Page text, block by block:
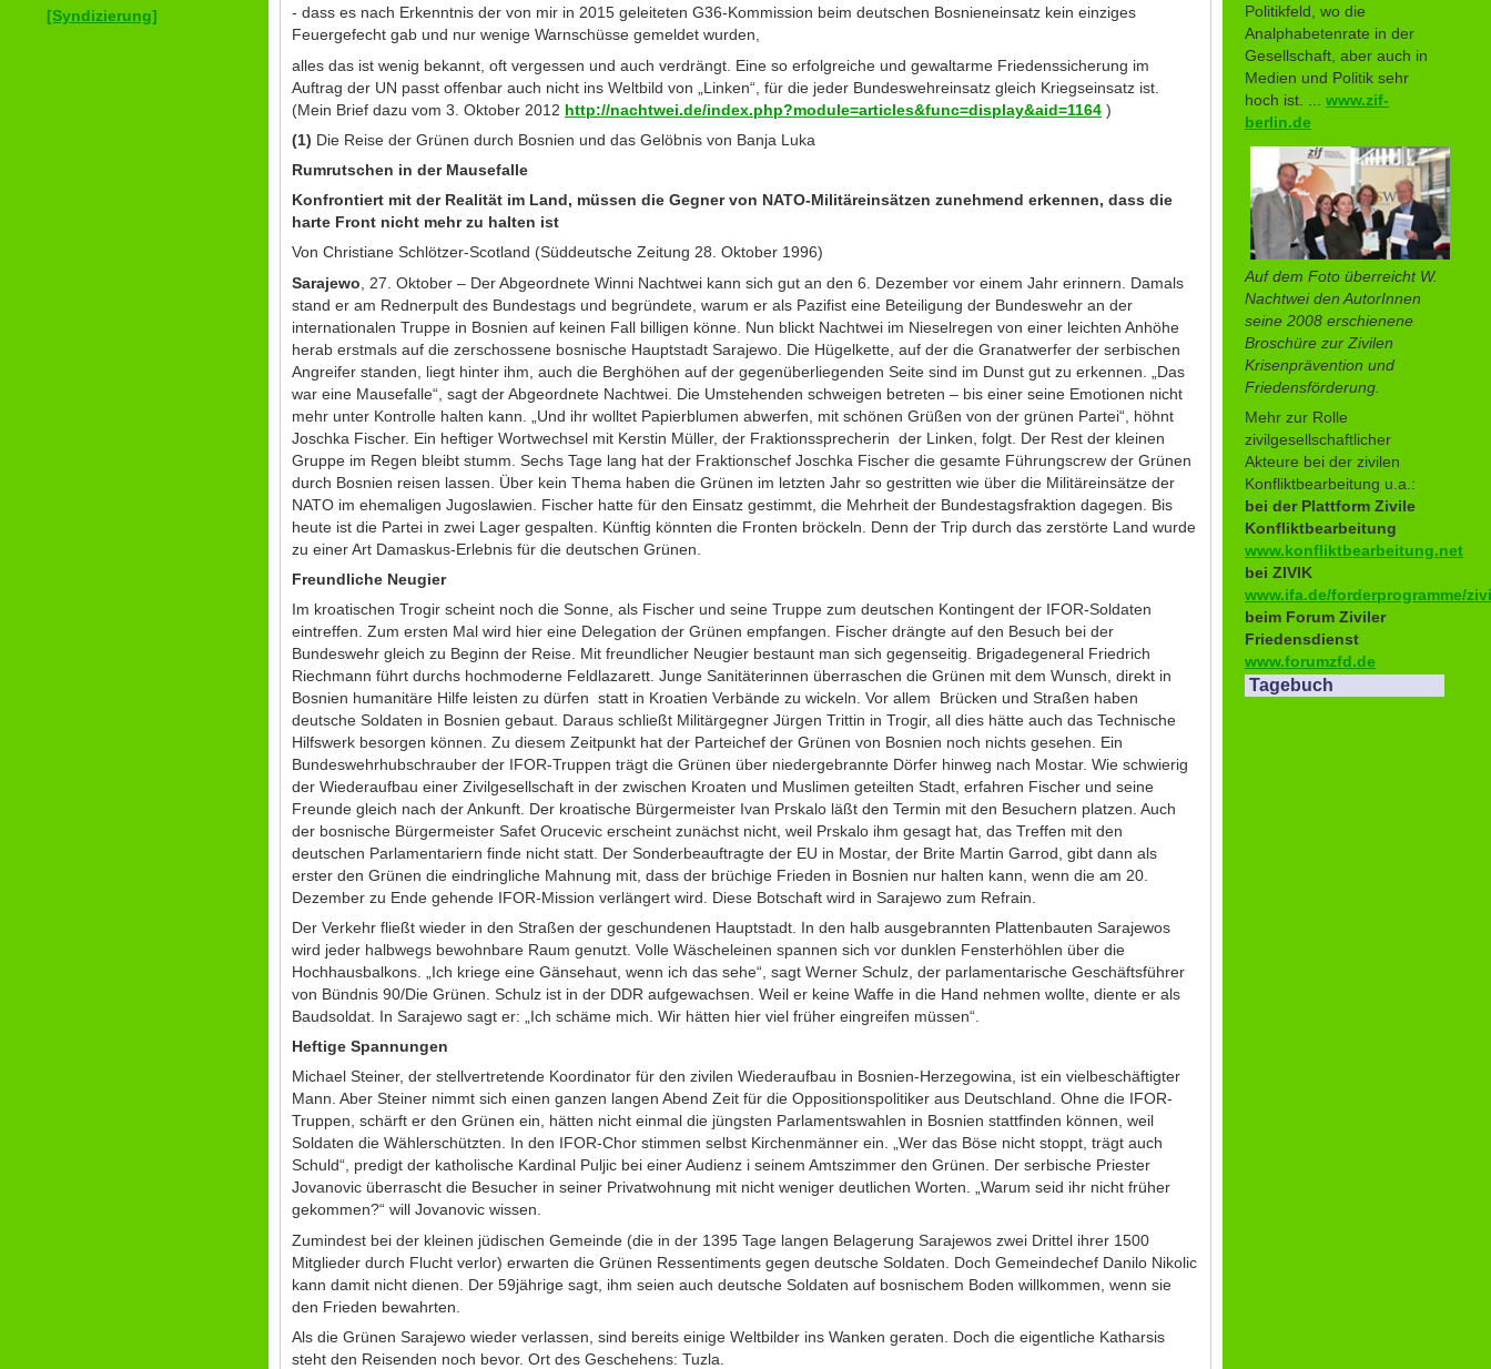
[Syndizierung]
- dass es nach Erkenntnis der von mir in 2015 geleiteten G36-Kommission beim deutschen Bosnieneinsatz kein einziges
Feuergefecht gab und nur wenige Warnschüsse gemeldet wurden,
alles das ist wenig bekannt, oft vergessen und auch verdrängt. Eine so erfolgreiche und gewaltarme Friedenssicherung im
Auftrag der UN passt offenbar auch nicht ins Weltbild von „Linken“, für die jeder Bundeswehreinsatz gleich Kriegseinsatz ist.
(Mein Brief dazu vom 3. Oktober 2012 http://nachtwei.de/index.php?module=articles&func=display&aid=1164 )
(1) Die Reise der Grünen durch Bosnien und das Gelöbnis von Banja Luka
Rumrutschen in der Mausefalle
Konfrontiert mit der Realität im Land, müssen die Gegner von NATO-Militäreinsätzen zunehmend erkennen, dass die
harte Front nicht mehr zu halten ist
Von Christiane Schlötzer-Scotland (Süddeutsche Zeitung 28. Oktober 1996)
Sarajewo , 27. Oktober – Der Abgeordnete Winni Nachtwei kann sich gut an den 6. Dezember vor einem Jahr erinnern. Damals
stand er am Rednerpult des Bundestags und begründete, warum er als Pazifist eine Beteiligung der Bundeswehr an der
internationalen Truppe in Bosnien auf keinen Fall billigen könne. Nun blickt Nachtwei im Nieselregen von einer leichten Anhöhe
herab erstmals auf die zerschossene bosnische Hauptstadt Sarajewo. Die Hügelkette, auf der die Granatwerfer der serbischen
Angreifer standen, liegt hinter ihm, auch die Berghöhen auf der gegenüberliegenden Seite sind im Dunst gut zu erkennen. „Das
war eine Mausefalle“, sagt der Abgeordnete Nachtwei. Die Umstehenden schweigen betreten – bis einer seine Emotionen nicht
mehr unter Kontrolle halten kann. „Und ihr wolltet Papierblumen abwerfen, mit schönen Grüßen von der grünen Partei“, höhnt
Joschka Fischer. Ein heftiger Wortwechsel mit Kerstin Müller, der Fraktionssprecherin der Linken, folgt. Der Rest der kleinen
Gruppe im Regen bleibt stumm. Sechs Tage lang hat der Fraktionschef Joschka Fischer die gesamte Führungscrew der Grünen
durch Bosnien reisen lassen. Über kein Thema haben die Grünen im letzten Jahr so gestritten wie über die Militäreinsätze der
NATO im ehemaligen Jugoslawien. Fischer hatte für den Einsatz gestimmt, die Mehrheit der Bundestagsfraktion dagegen. Bis
heute ist die Partei in zwei Lager gespalten. Künftig könnten die Fronten bröckeln. Denn der Trip durch das zerstörte Land wurde
zu einer Art Damaskus-Erlebnis für die deutschen Grünen.
Freundliche Neugier
Im kroatischen Trogir scheint noch die Sonne, als Fischer und seine Truppe zum deutschen Kontingent der IFOR-Soldaten
eintreffen. Zum ersten Mal wird hier eine Delegation der Grünen empfangen. Fischer drängte auf den Besuch bei der
Bundeswehr gleich zu Beginn der Reise. Mit freundlicher Neugier bestaunt man sich gegenseitig. Brigadegeneral Friedrich
Riechmann führt durchs hochmoderne Feldlazarett. Junge Sanitäterinnen überraschen die Grünen mit dem Wunsch, direkt in
Bosnien humanitäre Hilfe leisten zu dürfen statt in Kroatien Verbände zu wickeln. Vor allem Brücken und Straßen haben
deutsche Soldaten in Bosnien gebaut. Daraus schließt Militärgegner Jürgen Trittin in Trogir, all dies hätte auch das Technische
Hilfswerk besorgen können. Zu diesem Zeitpunkt hat der Parteichef der Grünen von Bosnien noch nichts gesehen. Ein
Bundeswehrhubschrauber der IFOR-Truppen trägt die Grünen über niedergebrannte Dörfer hinweg nach Mostar. Wie schwierig
der Wiederaufbau einer Zivilgesellschaft in der zwischen Kroaten und Muslimen geteilten Stadt, erfahren Fischer und seine
Freunde gleich nach der Ankunft. Der kroatische Bürgermeister Ivan Prskalo läßt den Termin mit den Besuchern platzen. Auch
der bosnische Bürgermeister Safet Orucevic erscheint zunächst nicht, weil Prskalo ihm gesagt hat, das Treffen mit den
deutschen Parlamentariern finde nicht statt. Der Sonderbeauftragte der EU in Mostar, der Brite Martin Garrod, gibt dann als
erster den Grünen die eindringliche Mahnung mit, dass der brüchige Frieden in Bosnien nur halten kann, wenn die am 20.
Dezember zu Ende gehende IFOR-Mission verlängert wird. Diese Botschaft wird in Sarajewo zum Refrain.
Der Verkehr fließt wieder in den Straßen der geschundenen Hauptstadt. In den halb ausgebrannten Plattenbauten Sarajewos
wird jeder halbwegs bewohnbare Raum genutzt. Volle Wäscheleinen spannen sich vor dunklen Fensterhöhlen über die
Hochhausbalkons. „Ich kriege eine Gänsehaut, wenn ich das sehe“, sagt Werner Schulz, der parlamentarische Geschäftsführer
von Bündnis 90/Die Grünen. Schulz ist in der DDR aufgewachsen. Weil er keine Waffe in die Hand nehmen wollte, diente er als
Baudsoldat. In Sarajewo sagt er: „Ich schäme mich. Wir hätten hier viel früher eingreifen müssen“.
Heftige Spannungen
Michael Steiner, der stellvertretende Koordinator für den zivilen Wiederaufbau in Bosnien-Herzegowina, ist ein vielbeschäftigter
Mann. Aber Steiner nimmt sich einen ganzen langen Abend Zeit für die Oppositionspolitiker aus Deutschland. Ohne die IFOR-
Truppen, schärft er den Grünen ein, hätten nicht einmal die jüngsten Parlamentswahlen in Bosnien stattfinden können, weil
Soldaten die Wählerschützten. In den IFOR-Chor stimmen selbst Kirchenmänner ein. „Wer das Böse nicht stoppt, trägt auch
Schuld“, predigt der katholische Kardinal Puljic bei einer Audienz i seinem Amtszimmer den Grünen. Der serbische Priester
Jovanovic überrascht die Besucher in seiner Privatwohnung mit nicht weniger deutlichen Worten. „Warum seid ihr nicht früher
gekommen?“ will Jovanovic wissen.
Zumindest bei der kleinen jüdischen Gemeinde (die in der 1395 Tage langen Belagerung Sarajewos zwei Drittel ihrer 1500
Mitglieder durch Flucht verlor) erwarten die Grünen Ressentiments gegen deutsche Soldaten. Doch Gemeindechef Danilo Nikolic
kann damit nicht dienen. Der 59jährige sagt, ihm seien auch deutsche Soldaten auf bosnischem Boden willkommen, wenn sie
den Frieden bewahrten.
Als die Grünen Sarajewo wieder verlassen, sind bereits einige Weltbilder ins Wanken geraten. Doch die eigentliche Katharsis
steht den Reisenden noch bevor. Ort des Geschehens: Tuzla.
Politikfeld, wo die
Analphabetenrate in der
Gesellschaft, aber auch in
Medien und Politik sehr
hoch ist. ... www.zif-
berlin.de
Auf dem Foto überreicht W.
Nachtwei den AutorInnen
seine 2008 erschienene
Broschüre zur Zivilen
Krisenprävention und
Friedensförderung.
Mehr zur Rolle
zivilgesellschaftlicher
Akteure bei der zivilen
Konfliktbearbeitung u.a.:
bei der Plattform Zivile
Konfliktbearbeitung
www.konfliktbearbeitung.net
bei ZIVIK
www.ifa.de/forderprogramme/
beim Forum Ziviler
Friedensdienst
www.forumzfd.de
Tagebuch